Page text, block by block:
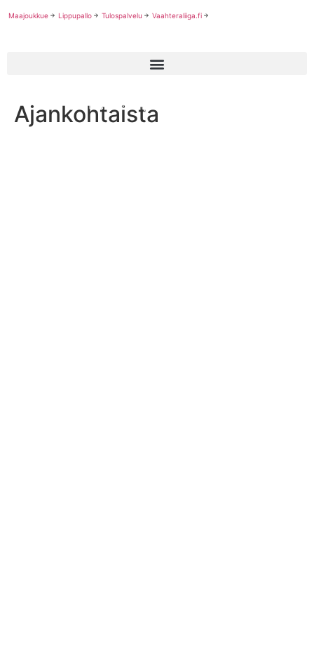
Maajoukkue Lippupallo Tulospalvelu Vaahteraliiga.fi
Ajankohtaista
Volt Athletics treeniohjelma sopii jenkkifutarille